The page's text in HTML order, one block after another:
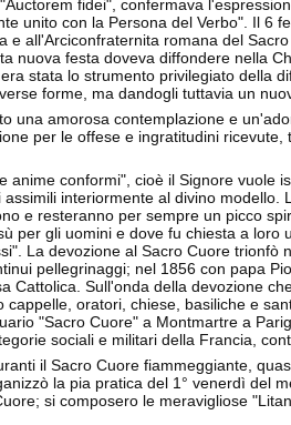
fidei", confermava
unito con la Persona del Verbo". Il 6
e all'Arciconfraternita romana del
nuova festa doveva diffondere nella
stata lo strumento privilegiato della
forme, ma dandogli tuttavia un
una amorosa contemplazione e
per le offese e ingratitudini
anime conformi", cioè il Signore vuole
interiormente al divino modello.
e resteranno per sempre un picco
per gli uomini e dove fu chiesta a loro
La devozione al Sacro Cuore trionfò
pellegrinaggi; nel 1856 con papa
Cattolica. Sull'onda della devozione
oratori, chiese, basiliche e
"Sacro Cuore" a Montmartre a
sociali e militari della Francia,
il Sacro Cuore fiammeggiante,
la pia pratica del 1° venerdì del
si composero le meravigliose